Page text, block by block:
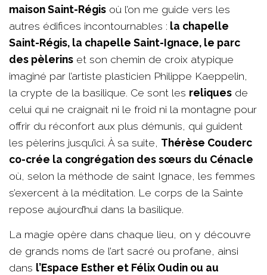
maison Saint-Régis où l’on me guide vers les
autres édifices incontournables : la chapelle
Saint-Régis, la chapelle Saint-Ignace, le parc
des pèlerins et son chemin de croix atypique
imaginé par l’artiste plasticien Philippe Kaeppelin,
la crypte de la basilique. Ce sont les reliques de
celui qui ne craignait ni le froid ni la montagne pour
offrir du réconfort aux plus démunis, qui guident
les pèlerins jusqu’ici. À sa suite, Thérèse Couderc
co-crée la congrégation des sœurs du Cénacle
où, selon la méthode de saint Ignace, les femmes
s’exercent à la méditation. Le corps de la Sainte
repose aujourd’hui dans la basilique.
La magie opère dans chaque lieu, on y découvre
de grands noms de l’art sacré ou profane, ainsi
dans l’Espace Esther et Félix Oudin ou au